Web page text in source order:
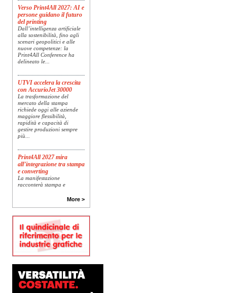
Verso Print4All 2027: AI e
persone guidano il futuro
del printing
Dall’intelligenza artificiale
alla sostenibilità, fino agli
scenari geopolitici e alle
nuove competenze: la
Print4All Conference ha
delineato le...
UTVI accelera la crescita
con AccurioJet 30000
La trasformazione del
mercato della stampa
richiede oggi alle aziende
maggiore flessibilità,
rapidità e capacità di
gestire produzioni sempre
più...
Print4All 2027 mira
all’integrazione tra stampa
e converting
La manifestazione
racconterà stampa e
converting a 360 gradi: dal
applicazioni industriali, fino
alla visual communication.
Una...
Platinum Technologies
presenta SIGNATURE
Flatbed
Dopo anni di ricerca,
sviluppo e analisi
approfondita delle reali
esigenze produttive del
mercato, Platinum
Technologies, centro
More >